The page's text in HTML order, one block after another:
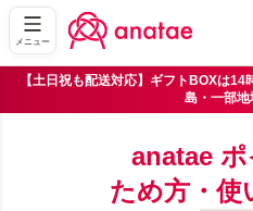
メニュー
【土日祝も配送対応】ギフトBOXは
島・一部地
anatae
ため方・使